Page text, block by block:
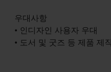
우대사항
• 인디자인 사용자 우대
• 도서 및 굿즈 등 제품 제